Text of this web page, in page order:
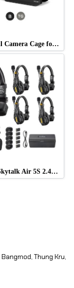
TILTA Full Camera Cage for Sony FX5
GODOX Skytalk Air 5S 2.4G Full-Duplex Wireless Intercom System
Bangmod, Thung Kru,